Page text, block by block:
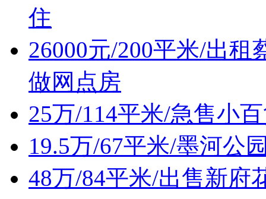
住
26000元/200平米/出
做网点房
25万/114平米/急售小
19.5万/67平米/墨河公
48万/84平米/出售新府